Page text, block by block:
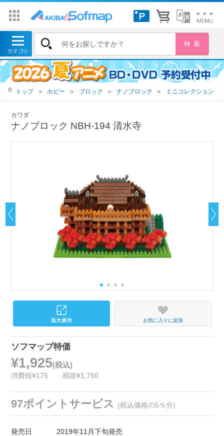
トップ ＞ ホビー ＞ ブロック ＞ ナノブロック ＞ ミニコレクション
カワダ
ナノブロック NBH-194 清水寺
お気に入りに追加
ソフマップ特価
¥1,925(税込)
消費税¥175 税抜¥1,750
97ポイントサービス (税込価格の5％分)
発売日 2019年11月下旬発売